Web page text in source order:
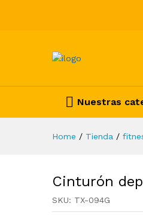
Nuestras
Home / Tienda /
Cinturón
SKU: TX-094G